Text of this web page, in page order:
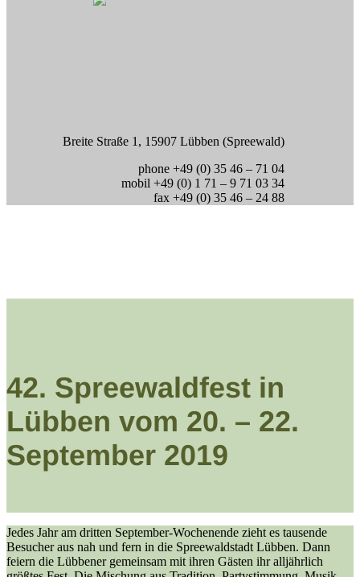
Breite Straße 1, 15907 Lübben (Spreewald)
phone +49 (0) 35 46 – 71 04
mobil +49 (0) 1 71 – 9 71 03 34
fax +49 (0) 35 46 – 24 88
42. Spreewaldfest in
Lübben vom 20. – 22.
September 2019
Jedes Jahr am dritten September-Wochenende zieht es tausende
Besucher aus nah und fern in die Spreewaldstadt Lübben. Dann
feiern die Lübbener gemeinsam mit ihren Gästen ihr alljährlich